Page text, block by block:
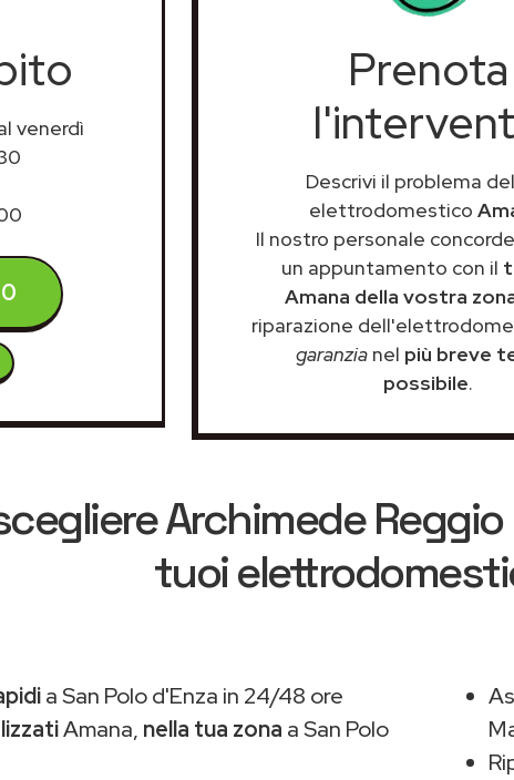
venerdì
Prenota
Descrivi il problema
elettrodomestico
Il nostro personale
un appuntamento con il
Amana della vostra
riparazione
garanzianel più breve
possibile.
Archimede Reggio
tuoi
a San Polo d'Enza in 24/48 ore
Amana, nella tua zona a San Polo